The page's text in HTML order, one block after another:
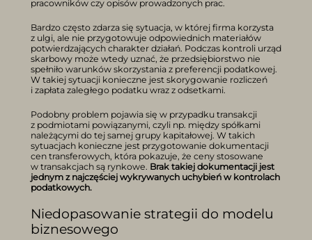
pracowników czy opisów prowadzonych prac.
Bardzo często zdarza się sytuacja, w której firma korzysta
z ulgi, ale nie przygotowuje odpowiednich materiałów
potwierdzających charakter działań. Podczas kontroli urząd
skarbowy może wtedy uznać, że przedsiębiorstwo nie
spełniło warunków skorzystania z preferencji podatkowej.
W takiej sytuacji konieczne jest skorygowanie rozliczeń
i zapłata zaległego podatku wraz z odsetkami.
Podobny problem pojawia się w przypadku transakcji
z podmiotami powiązanymi, czyli np. między spółkami
należącymi do tej samej grupy kapitałowej. W takich
sytuacjach konieczne jest przygotowanie dokumentacji
cen transferowych, która pokazuje, że ceny stosowane
w transakcjach są rynkowe. Brak takiej dokumentacji jest
jednym z najczęściej wykrywanych uchybień w kontrolach
podatkowych.
Niedopasowanie strategii do modelu
biznesowego